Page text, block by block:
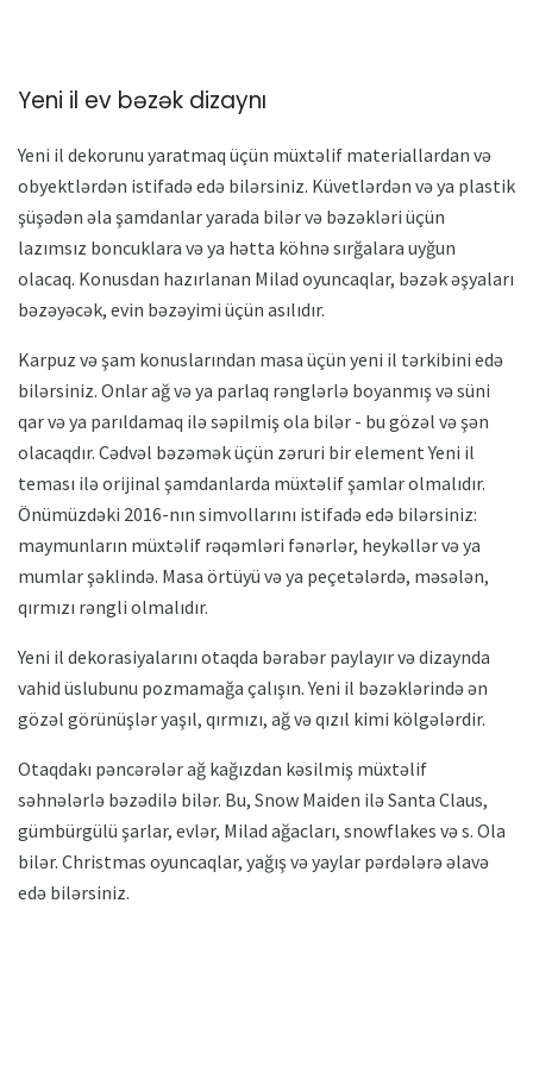
Yeni il ev bəzək dizaynı
Yeni il dekorunu yaratmaq üçün müxtəlif materiallardan və
obyektlərdən istifadə edə bilərsiniz. Küvetlərdən və ya plastik
şüşədən əla şamdanlar yarada bilər və bəzəkləri üçün
lazımsız boncuklara və ya hətta köhnə sırğalara uyğun
olacaq. Konusdan hazırlanan Milad oyuncaqlar, bəzək əşyaları
bəzəyəcək, evin bəzəyimi üçün asılıdır.
Karpuz və şam konuslarından masa üçün yeni il tərkibini edə
bilərsiniz. Onlar ağ və ya parlaq rənglərlə boyanmış və süni
qar və ya parıldamaq ilə səpilmiş ola bilər - bu gözəl və şən
olacaqdır. Cədvəl bəzəmək üçün zəruri bir element Yeni il
teması ilə orijinal şamdanlarda müxtəlif şamlar olmalıdır.
Önümüzdəki 2016-nın simvollarını istifadə edə bilərsiniz:
maymunların müxtəlif rəqəmləri fənərlər, heykəllər və ya
mumlar şəklində. Masa örtüyü və ya peçetələrdə, məsələn,
qırmızı rəngli olmalıdır.
Yeni il dekorasiyalarını otaqda bərabər paylayır və dizaynda
vahid üslubunu pozmamağa çalışın. Yeni il bəzəklərində ən
gözəl görünüşlər yaşıl, qırmızı, ağ və qızıl kimi kölgələrdir.
Otaqdakı pəncərələr ağ kağızdan kəsilmiş müxtəlif
səhnələrlə bəzədilə bilər. Bu, Snow Maiden ilə Santa Claus,
gümbürgülü şarlar, evlər, Milad ağacları, snowflakes və s. Ola
bilər. Christmas oyuncaqlar, yağış və yaylar pərdələrə əlavə
edə bilərsiniz.